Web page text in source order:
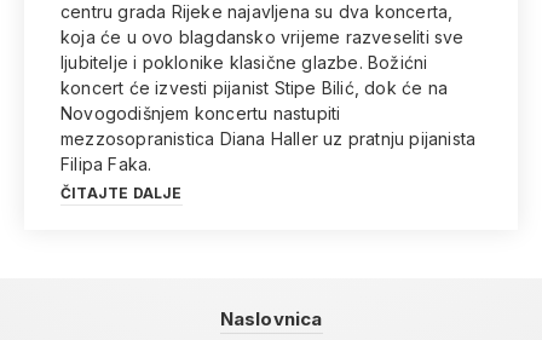
centru grada Rijeke najavljena su dva koncerta,
koja će u ovo blagdansko vrijeme razveseliti sve
ljubitelje i poklonike klasične glazbe. Božićni
koncert će izvesti pijanist Stipe Bilić, dok će na
Novogodišnjem koncertu nastupiti
mezzosopranistica Diana Haller uz pratnju pijanista
Filipa Faka.
ČITAJTE DALJE
Naslovnica